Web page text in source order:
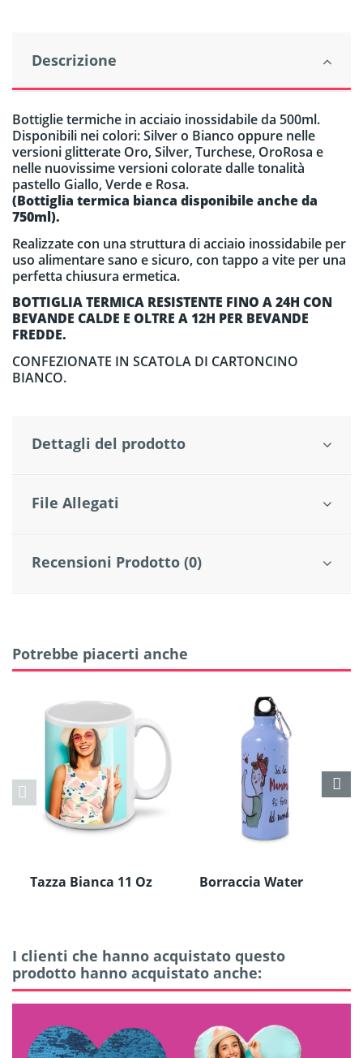
Descrizione
Bottiglie termiche in acciaio inossidabile da 500ml.
Disponibili nei colori: Silver o Bianco oppure nelle
versioni glitterate Oro, Silver, Turchese, OroRosa e
nelle nuovissime versioni colorate dalle tonalità
pastello Giallo, Verde e Rosa.
(Bottiglia termica bianca disponibile anche da
750ml).
Realizzate con una struttura di acciaio inossidabile per
uso alimentare sano e sicuro, con tappo a vite per una
perfetta chiusura ermetica.
BOTTIGLIA TERMICA RESISTENTE FINO A 24H CON
BEVANDE CALDE E OLTRE A 12H PER BEVANDE
FREDDE.
CONFEZIONATE IN SCATOLA DI CARTONCINO
BIANCO.
Dettagli del prodotto
File Allegati
Recensioni Prodotto (0)
Potrebbe piacerti anche
Tazza Bianca 11 Oz
Borraccia Water
I clienti che hanno acquistato questo
prodotto hanno acquistato anche: